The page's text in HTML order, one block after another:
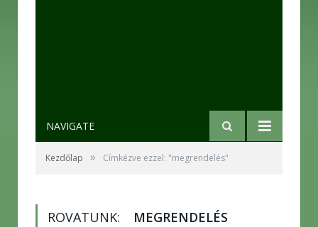
NAVIGATE
Kezdőlap » Címkézve ezzel: "megrendelés"
ROVATUNK: MEGRENDELÉS